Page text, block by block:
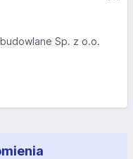
Sp. z o.o.